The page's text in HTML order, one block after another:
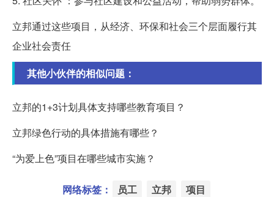
立邦通过这些项目，从经济、环保和社会三个层面履行其
企业社会责任
其他小伙伴的相似问题：
立邦的1+3计划具体支持哪些教育项目？
立邦绿色行动的具体措施有哪些？
“为爱上色”项目在哪些城市实施？
网络标签： 员工 立邦 项目